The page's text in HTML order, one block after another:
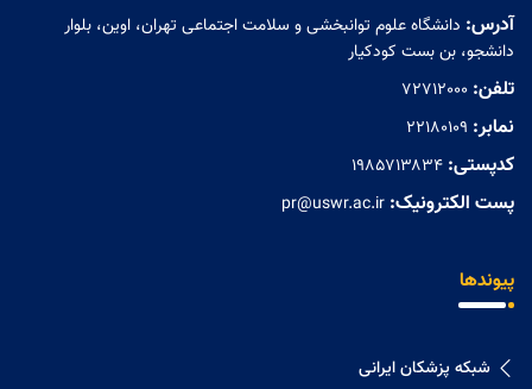
آدرس: دانشگاه علوم توانبخشی و سلامت اجتماعی تهران، اوین، بلوار
دانشجو، بن بست کودکیار
تلفن: 72712000
نمابر: ۲۲۱۸۰۱۰۹
کدپستی: ۱۹۸۵۷۱۳۸۳۴
پست الکترونیک: pr@uswr.ac.ir
پیوندها
شبکه پزشکان ایرانی